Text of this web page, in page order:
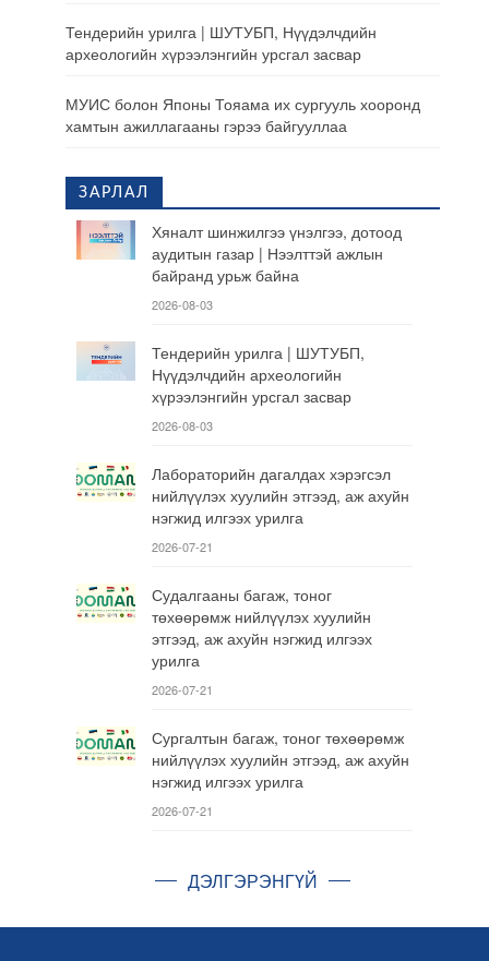
Тендерийн урилга | ШУТУБП, Нүүдэлчдийн
археологийн хүрээлэнгийн урсгал засвар
МУИС болон Японы Тояама их сургууль хооронд
хамтын ажиллагааны гэрээ байгууллаа
ЗАРЛАЛ
Хяналт шинжилгээ үнэлгээ, дотоод
аудитын газар | Нээлттэй ажлын
байранд урьж байна
2026-08-03
Тендерийн урилга | ШУТУБП,
Нүүдэлчдийн археологийн
хүрээлэнгийн урсгал засвар
2026-08-03
Лабораторийн дагалдах хэрэгсэл
нийлүүлэх хуулийн этгээд, аж ахуйн
нэгжид илгээх урилга
2026-07-21
Судалгааны багаж, тоног
төхөөрөмж нийлүүлэх хуулийн
этгээд, аж ахуйн нэгжид илгээх
урилга
2026-07-21
Сургалтын багаж, тоног төхөөрөмж
нийлүүлэх хуулийн этгээд, аж ахуйн
нэгжид илгээх урилга
2026-07-21
ДЭЛГЭРЭНГҮЙ